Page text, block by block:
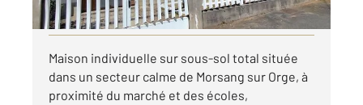
Visiter le site dédié
Maison individuelle sur sous-sol total située
dans un secteur calme de Morsang sur Orge, à
proximité du marché et des écoles,